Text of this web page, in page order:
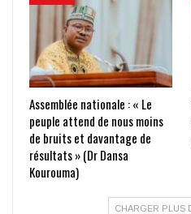
Assemblée nationale : « Le
peuple attend de nous moins
de bruits et davantage de
résultats » (Dr Dansa
Kourouma)
CHARGER PLUS